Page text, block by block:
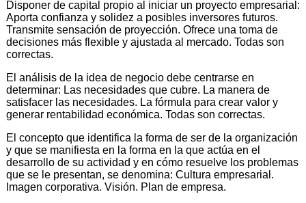
Disponer de capital propio al iniciar un proyecto empresarial:
Aporta confianza y solidez a posibles inversores futuros.
Transmite sensación de proyección. Ofrece una toma de
decisiones más flexible y ajustada al mercado. Todas son
correctas.
El análisis de la idea de negocio debe centrarse en
determinar: Las necesidades que cubre. La manera de
satisfacer las necesidades. La fórmula para crear valor y
generar rentabilidad económica. Todas son correctas.
El concepto que identifica la forma de ser de la organización
y que se manifiesta en la forma en la que actúa en el
desarrollo de su actividad y en cómo resuelve los problemas
que se le presentan, se denomina: Cultura empresarial.
Imagen corporativa. Visión. Plan de empresa.